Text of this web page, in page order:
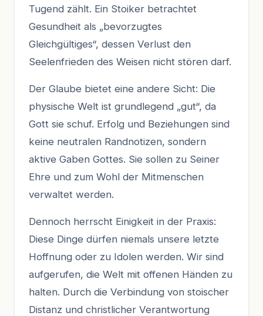
Tugend zählt. Ein Stoiker betrachtet
Gesundheit als „bevorzugtes
Gleichgültiges“, dessen Verlust den
Seelenfrieden des Weisen nicht stören darf.
Der Glaube bietet eine andere Sicht: Die
physische Welt ist grundlegend „gut“, da
Gott sie schuf. Erfolg und Beziehungen sind
keine neutralen Randnotizen, sondern
aktive Gaben Gottes. Sie sollen zu Seiner
Ehre und zum Wohl der Mitmenschen
verwaltet werden.
Dennoch herrscht Einigkeit in der Praxis:
Diese Dinge dürfen niemals unsere letzte
Hoffnung oder zu Idolen werden. Wir sind
aufgerufen, die Welt mit offenen Händen zu
halten. Durch die Verbindung von stoischer
Distanz und christlicher Verantwortung